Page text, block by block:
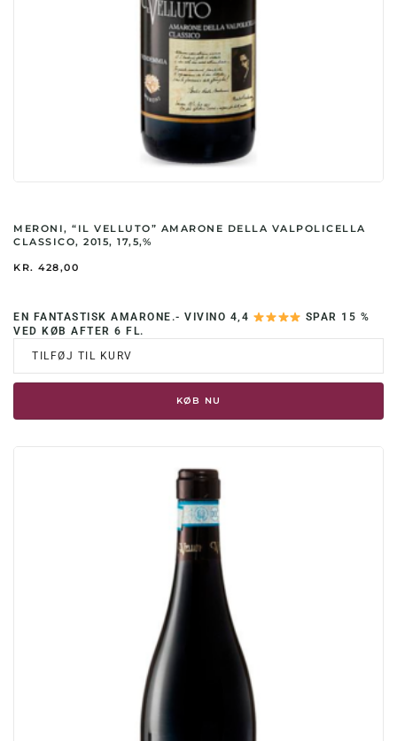
MERONI, “IL VELLUTO” AMARONE DELLA VALPOLICELLA
CLASSICO, 2015, 17,5,%
KR. 428,00
EN FANTASTISK AMARONE.- VIVINO 4,4
SPAR 15 %
VED KØB AFTER 6 FL.
TILFØJ TIL KURV
KØB NU